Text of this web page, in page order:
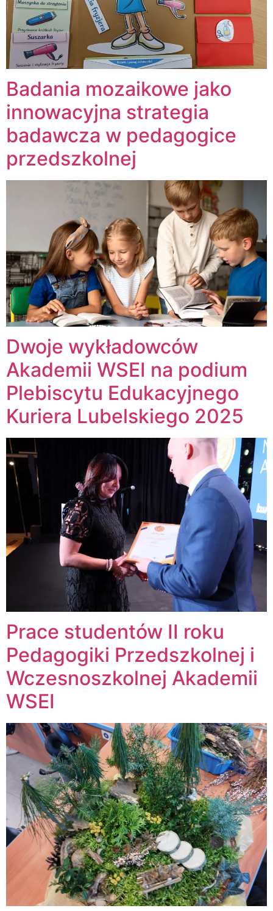
Badania mozaikowe jako
innowacyjna strategia
badawcza w pedagogice
przedszkolnej
Dwoje wykładowców
Akademii WSEI na podium
Plebiscytu Edukacyjnego
Kuriera Lubelskiego 2025
Prace studentów II roku
Pedagogiki Przedszkolnej i
Wczesnoszkolnej Akademii
WSEI